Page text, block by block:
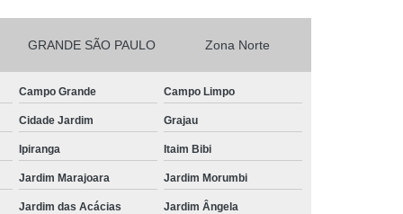
Frutas para Comer Congeladas
Congelada
Delivery de Frutas Cortadas
Frutas e Hortaliças Processadas
Frutas e Legumes Processados
GRANDE SÃO PAULO Zona Norte
Campo Grande Campo Limpo
Cidade Jardim Grajau
Ipiranga Itaim Bibi
Jardim Marajoara Jardim Morumbi
Jardim das Acácias Jardim Ângela